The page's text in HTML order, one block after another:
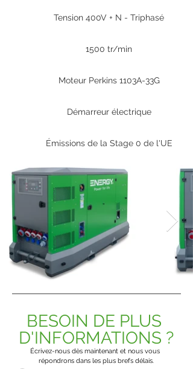
Tension 400V + N - Triphasé
1500 tr/min
Moteur Perkins 1103A-33G
Démarreur électrique
Émissions de la Stage 0 de l'UE
BESOIN DE PLUS
D'INFORMATIONS ?
Écrivez-nous dès maintenant et nous vous
répondrons dans les plus brefs délais.